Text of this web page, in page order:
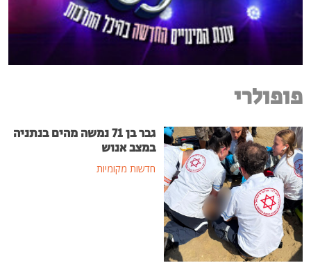
פופולרי
גבר בן 71 נמשה מהים בנתניה
במצב אנוש
חדשות מקומיות